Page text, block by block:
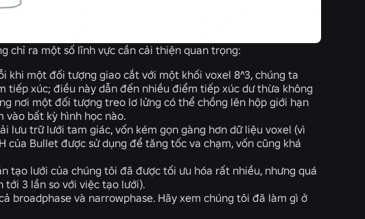
chỉ ra một số lĩnh vực cần cải thiện quan trọng:
khi một đối tượng giao cắt với một khối voxel 8^3, chúng ta
xúc; điều này dẫn đến nhiều điểm tiếp xúc dư thừa không
nơi một đối tượng treo lơ lửng có thể chồng lên hộp giới hạn
vào bất kỳ hình học nào.
lưu trữ lưới tam giác, vốn kém gọn gàng hơn dữ liệu voxel (vì
Bullet được sử dụng để tăng tốc va chạm, vốn cũng khá
tạo lưới của chúng tôi đã được tối ưu hóa rất nhiều, nhưng quá
3 lần so với việc tạo lưới).
broadphase và narrowphase. Hãy xem chúng tôi đã làm gì ở